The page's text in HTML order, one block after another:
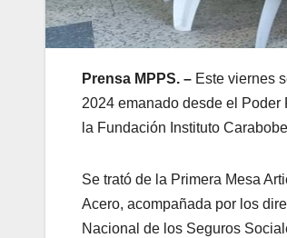
Prensa MPPS. – Este viernes
2024 emanado desde el
la Fundación Instituto
Se trató de la Primera Mesa
Acero, acompañada por los
Nacional de los Seguros